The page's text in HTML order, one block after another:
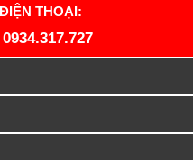
THOẠI:
0934.317.727